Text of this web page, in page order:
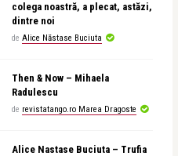
colega noastră, a plecat, astăzi,
dintre noi
de Alice Năstase Buciuta
Then & Now – Mihaela
Radulescu
de revistatango.ro Marea Dragoste
Alice Nastase Buciuta – Trufia